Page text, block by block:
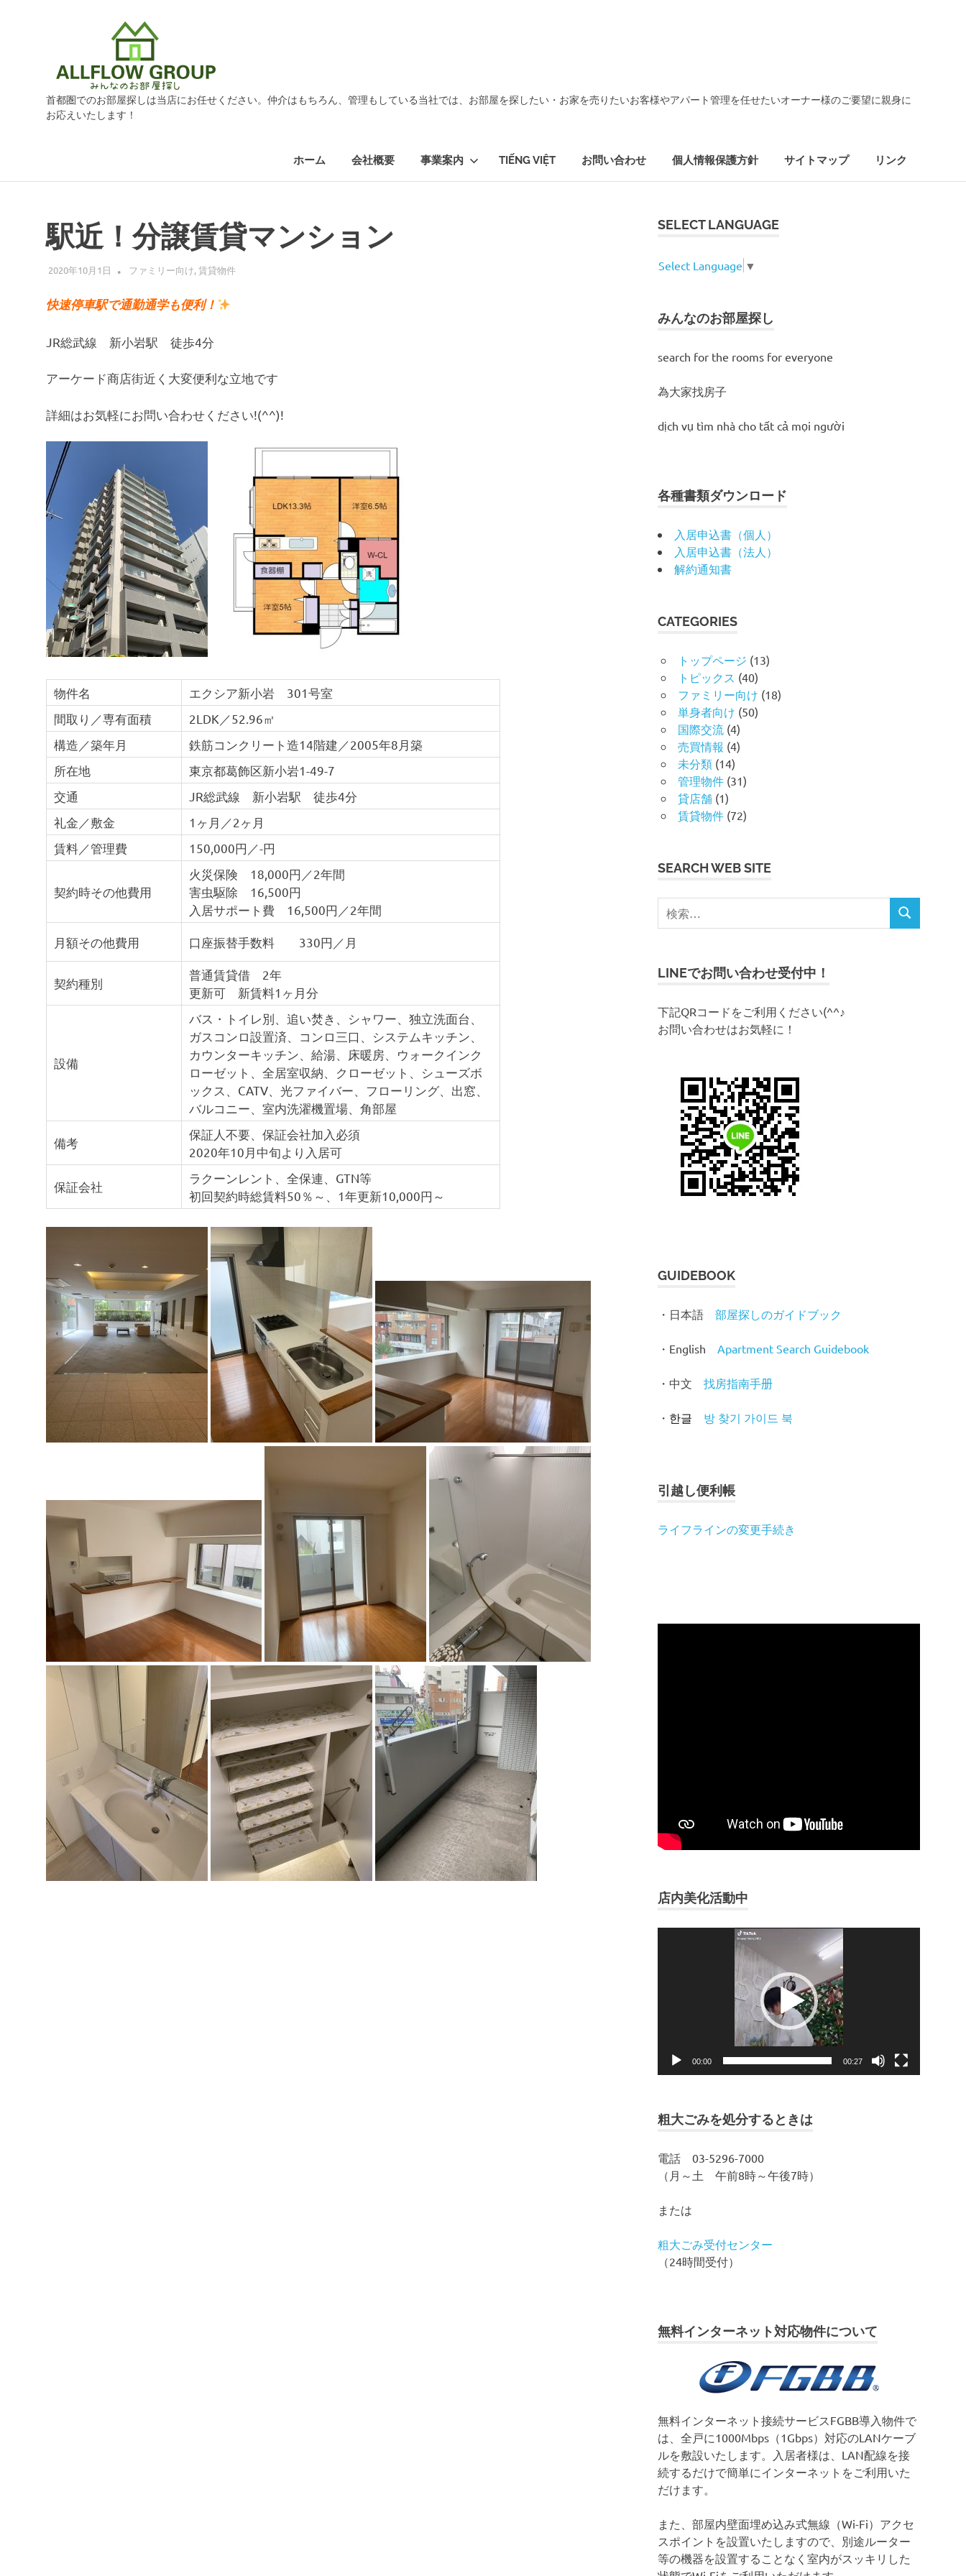
ル
ー
首都圏でのお部屋探しは当店にお任せください。仲介はもちろん、管理もしている当社では、お部屋を探したい・お家を売りたいお客様やアパート管理を任せたいオーナー様のご要望に親身に
お応えいたします！
ホーム 会社概要 事業案内 TIẾNG VIỆT お問い合わせ 個人情報保護方針 サイトマップ リンク
駅近！分譲賃貸マンション
2020年10月1日 ALLFLOW
ファミリー向け,賃貸物件
快速停車駅で通勤通学も便利！
JR総武線 新小岩駅 徒歩4分
アーケード商店街近く大変便利な立地です
詳細はお気軽にお問い合わせください!(^^)!
物件名
エクシア新小岩 301号室
間取り／専有面積
2LDK／52.96㎡
構造／築年月
鉄筋コンクリート造14階建／2005年8月築
所在地
東京都葛飾区新小岩1-49-7
交通
JR総武線 新小岩駅 徒歩4分
礼金／敷金
1ヶ月／2ヶ月
賃料／管理費
150,000円／-円
契約時その他費用
火災保険 18,000円／2年間
害虫駆除 16,500円
入居サポート費 16,500円／2年間
月額その他費用 口座振替手数料 330円／月
契約種別
普通賃貸借 2年
更新可 新賃料1ヶ月分
設備
バス・トイレ別、追い焚き、シャワー、独立洗面台、
ガスコンロ設置済、コンロ三口、システムキッチン、
カウンターキッチン、給湯、床暖房、ウォークインク
ローゼット、全居室収納、クローゼット、シューズボ
ックス、CATV、光ファイバー、フローリング、出窓、
バルコニー、室内洗濯機置場、角部屋
備考
保証人不要、保証会社加入必須
2020年10月中旬より入居可
保証会社
ラクーンレント、全保連、GTN等
初回契約時総賃料50％～、1年更新10,000円～
SELECT LANGUAGE
Select Language ▼
みんなのお部屋探し
search for the rooms for everyone
為大家找房子
dịch vụ tìm nhà cho tất cả mọi người
各種書類ダウンロード
入居申込書（個人）
入居申込書（法人）
解約通知書
CATEGORIES
トップページ (13)
トピックス (40)
ファミリー向け (18)
単身者向け (50)
国際交流 (4)
売買情報 (4)
未分類 (14)
管理物件 (31)
貸店舗 (1)
賃貸物件 (72)
SEARCH WEB SITE
検
索
:
検
LINEでお問い合わせ受付中！
下記QRコードをご利用ください(^^♪
お問い合わせはお気軽に！
GUIDEBOOK
・日本語部屋探しのガイドブック
・English Apartment Search Guidebook
・中文找房指南手册
・ 한글 방 찾기 가이드 북
引越し便利帳
ライフラインの変更手続き
店内美化活動中
00:00 00:27
粗大ごみを処分するときは
電話 03-5296-7000
（月～土 午前8時～午後7時）
または
粗大ごみ受付センター
（24時間受付）
無料インターネット対応物件について
無料インターネット接続サービスFGBB導入物件で
は、全戸に1000Mbps（1Gbps）対応のLANケーブ
ルを敷設いたします。入居者様は、LAN配線を接
続するだけで簡単にインターネットをご利用いた
だけます。
また、部屋内壁面埋め込み式無線（Wi-Fi）アクセ
スポイントを設置いたしますので、別途ルーター
等の機器を設置することなく室内がスッキリした